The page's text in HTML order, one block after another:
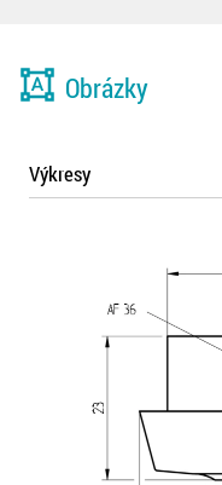
format_shapes Obrázky
Výkresy